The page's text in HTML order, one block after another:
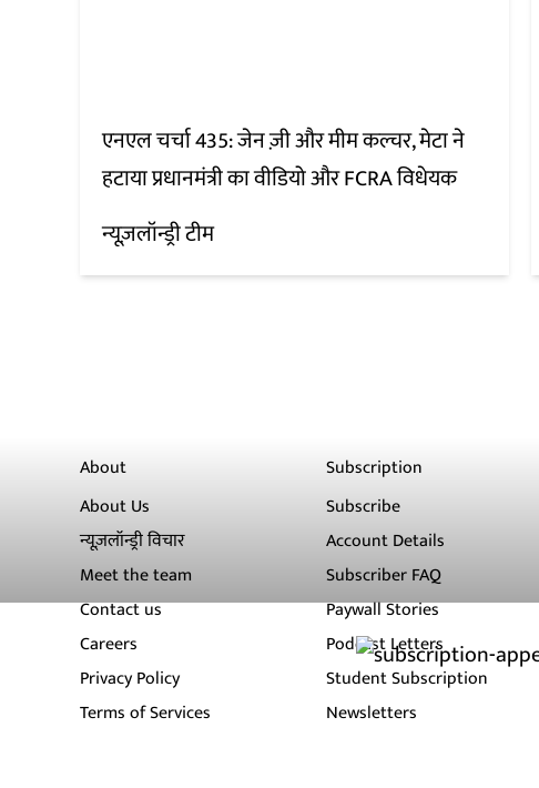
एनएल चर्चा 435: जेन ज़ी और मीम कल्चर, मेटा ने
हटाया प्रधानमंत्री का वीडियो और FCRA विधेयक
न्यूज़लॉन्ड्री टीम
About
About Us
न्यूज़लॉन्ड्री विचार
Meet the team
Contact us
Careers
Privacy Policy
Terms of Services
Subscription
Subscribe
Account Details
Subscriber FAQ
Paywall Stories
Podcast Letters
Student Subscription
Newsletters